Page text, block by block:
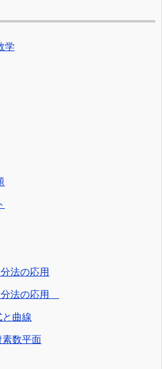
学
法の応用
法の応用
曲線
数平面